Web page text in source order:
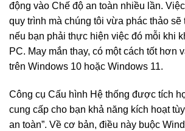
động vào Chế độ an toàn nhiều lần.
quy trình mà chúng tôi vừa phác thảo
nếu bạn phải thực hiện việc đó mỗi khi
PC. May mắn thay, có một cách tốt hơn
trên Windows 10 hoặc Windows 11.
Công cụ Cấu hình Hệ thống được tích
cung cấp cho bạn khả năng kích hoạt
an toàn”. Về cơ bản, điều này buộc